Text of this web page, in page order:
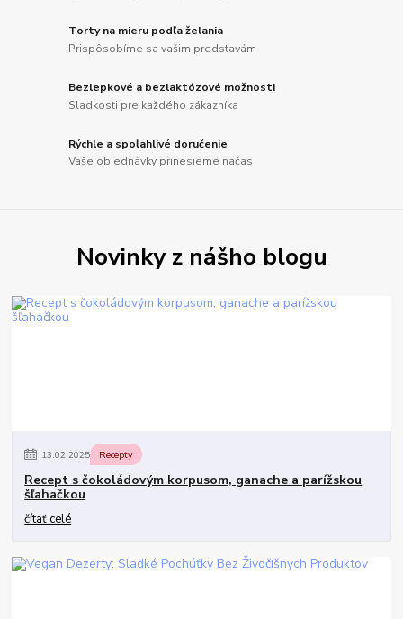
Torty na mieru podľa želania
Prispôsobíme sa vašim predstavám
Bezlepkové a bezlaktózové možnosti
Sladkosti pre každého zákazníka
Rýchle a spoľahlivé doručenie
Vaše objednávky prinesieme načas
Novinky z nášho blogu
13.02.2025 Recepty
Recept s čokoládovým korpusom, ganache a parížskou
šľahačkou
čítať celé